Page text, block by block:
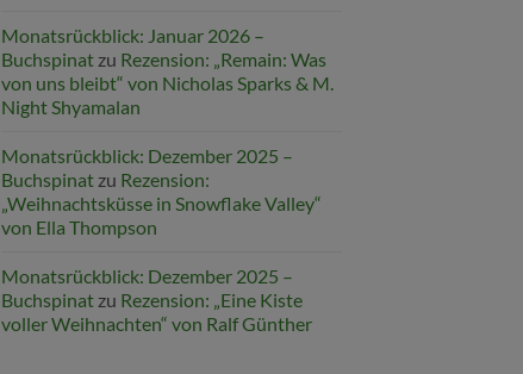
Monatsrückblick: Januar 2026 –
Buchspinat zu Rezension: „Remain: Was
von uns bleibt“ von Nicholas Sparks & M.
Night Shyamalan
Monatsrückblick: Dezember 2025 –
Buchspinat zu Rezension:
„Weihnachtsküsse in Snowflake Valley“
von Ella Thompson
Monatsrückblick: Dezember 2025 –
Buchspinat zu Rezension: „Eine Kiste
voller Weihnachten“ von Ralf Günther